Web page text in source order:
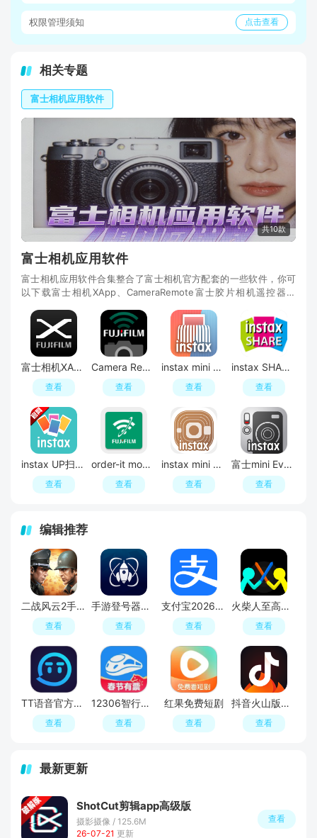
权限管理须知 点击查看
相关专题
富士相机应用软件
共10款
富士相机应用软件
富士相机应用软件合集整合了富士相机官方配套的一些软件，你可
以下载富士相机XApp、CameraRemote富士胶片相机遥控器、
富士相机XApp安卓官方最新版
查看
Camera Remote富士胶片相机遥控器app官方手机版
查看
instax mini Link富士迷你打印机app最新版本
查看
instax SHARE官方正版安卓版
查看
instax UP扫描神器官方最新版
查看
order-it mobile富士相机传图神器app手机版
查看
instax mini LiPlay富士miniplay海外版app安装包
查看
富士mini Evo相机app官方安卓版
查看
编辑推荐
二战风云2手游官方客户端
查看
手游登号器正版app
查看
支付宝2026最新版本
查看
火柴人至高对决官方正版
查看
TT语音官方正版
查看
12306智行火车票2026官方最新版
查看
红果免费短剧
查看
抖音火山版官方正版正规版
查看
最新更新
ShotCut剪辑app高级版
摄影摄像 / 125.6M
26-07-21 更新
查看